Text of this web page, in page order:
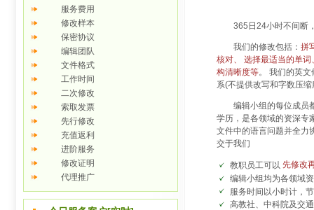
服务费用
修改样本
保密协议
编辑团队
文件格式
工作时间
二次修改
索取发票
先行修改
充值返利
进阶服务
修改证明
代理推广
365日24小时不间断
我们的修改包括： 拼
核对、 选择最适当的单
构清晰度等。 我们的英
系(不提供改写和字数压缩
编辑小组的每位成员都
学历，是各领域的资深专
文件中的语言问题并全力
交于我们
教职员工可以 先修改
编辑小组均为各领域
服务时间以小时计，
高教社、中科院及交